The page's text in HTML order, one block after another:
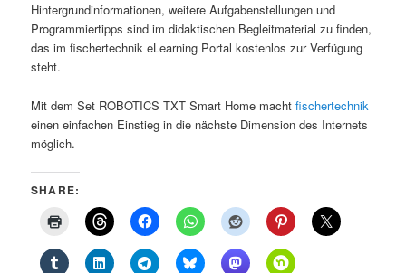
Hintergrundinformationen, weitere Aufgabenstellungen und
Programmiertipps sind im didaktischen Begleitmaterial zu finden,
das im fischertechnik eLearning Portal kostenlos zur Verfügung
steht.
Mit dem Set ROBOTICS TXT Smart Home machtfischertechnik
einen einfachen Einstieg in die nächste Dimension des Internets
möglich.
SHARE: